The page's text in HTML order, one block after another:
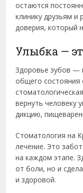
остаются
клинику друзьям
доверия, который
Улыбка —
Здоровье зубов —
общего состояния
вернуть человеку
дикцию,
Стоматология на
лечение. Это
на каждом этапе.
от боли, но и
и здоровой.